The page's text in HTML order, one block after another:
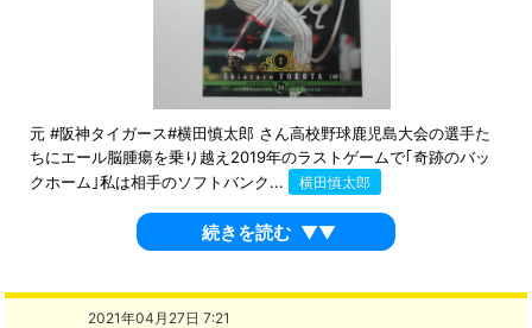
元 #阪神タイガース#横田慎太郎 さん高校野球鹿児島大会の選手た
ちにエール脳腫瘍を乗り越え2019年のラストゲームで｢奇跡のバッ
クホーム｣私は相手のソフトバンク...
横田慎太郎
続きを読む ▼▼
2021年04月27日 7:21